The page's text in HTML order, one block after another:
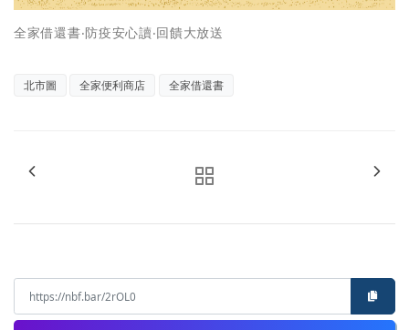
全家借還書‧防疫安心讀‧回饋大放送
北市圖 全家便利商店 全家借還書